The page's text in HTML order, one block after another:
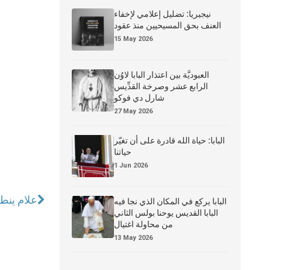
علام
نيجيريا: تضليل إعلامي لإخفاء
العنف بحق المسيحيين منذ عقود
15 May 2026
العبوديَّة بين اعتذار البابا لاوُن
الرابع عشر وصرخة القدِّيس
شارل دي فوكو
27 May 2026
البابا: حياة الله قادرة على أن تغيّر
حياتنا
1 Jun 2026
البابا يركع في المكان الذي نجا فيه
البابا القديس يوحنا بولس الثاني
من محاولة اغتيال
13 May 2026